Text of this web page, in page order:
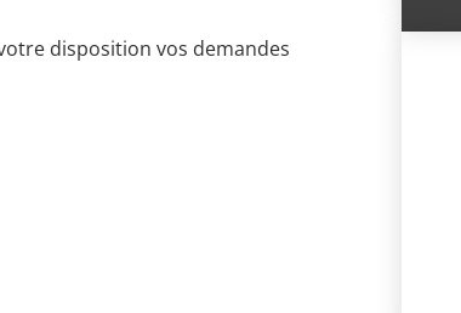
disposition vos demandes